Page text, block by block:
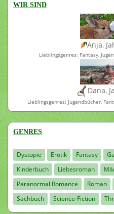
WIR SIND
Anja,
Lieblingsgenres: Fantasy,
Dana,
Lieblingsgenres: Jugendbücher,
GENRES
Dystopie Erotik Fantasy
Kinderbuch
Liebesroman
Paranormal Romance
Roman
Sachbuch
Science-Fiction